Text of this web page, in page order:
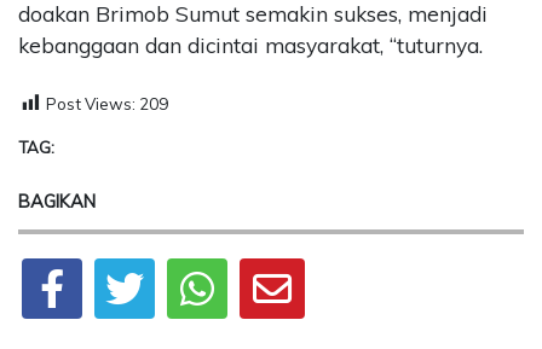
doakan Brimob Sumut semakin sukses, menjadi
kebanggaan dan dicintai masyarakat, “tuturnya.
Post Views: 209
TAG:
BAGIKAN